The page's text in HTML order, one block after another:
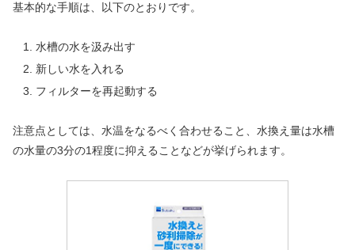
基本的な手順は、以下のとおりです。
水槽の水を汲み出す
新しい水を入れる
フィルターを再起動する
注意点としては、水温をなるべく合わせること、水換え量は水槽
の水量の3分の1程度に抑えることなどが挙げられます。